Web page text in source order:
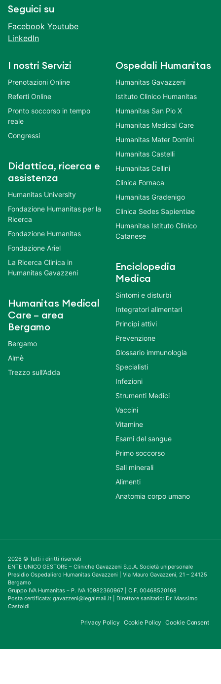
Seguici su
Facebook Youtube
LinkedIn
I nostri Servizi
Prenotazioni Online
Referti Online
Pronto soccorso in tempo
reale
Congressi
Didattica, ricerca e
assistenza
Humanitas University
Fondazione Humanitas per la
Ricerca
Fondazione Humanitas
Fondazione Ariel
La Ricerca Clinica in
Humanitas Gavazzeni
Humanitas Medical
Care – area
Bergamo
Bergamo
Almè
Trezzo sull’Adda
Ospedali Humanitas
Humanitas Gavazzeni
Istituto Clinico Humanitas
Humanitas San Pio X
Humanitas Medical Care
Humanitas Mater Domini
Humanitas Castelli
Humanitas Cellini
Clinica Fornaca
Humanitas Gradenigo
Clinica Sedes Sapientiae
Humanitas Istituto Clinico
Catanese
Enciclopedia
Medica
Sintomi e disturbi
Integratori alimentari
Principi attivi
Prevenzione
Glossario immunologia
Specialisti
Infezioni
Strumenti Medici
Vaccini
Vitamine
Esami del sangue
Primo soccorso
Sali minerali
Alimenti
Anatomia corpo umano
2026 © Tutti i diritti riservati
ENTE UNICO GESTORE – Cliniche Gavazzeni S.p.A. Società unipersonale
Presidio Ospedaliero Humanitas Gavazzeni | Via Mauro Gavazzeni, 21 – 24125
Bergamo
Gruppo IVA Humanitas – P. IVA 10982360967 | C.F. 00468520168
Posta certificata: gavazzeni@legalmail.it | Direttore sanitario: Dr. Massimo
Castoldi
Privacy Policy Cookie Policy Cookie Consent